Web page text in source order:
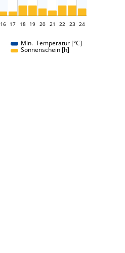
09
16 17 18 19 20 21 22 23 24
Min. Temperatur [°C]
Sonnenschein [h]